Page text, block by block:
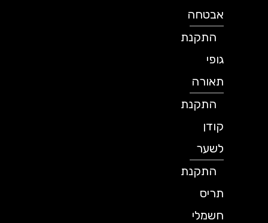
אבטחה
התקנת
תאורה
התקנת
לשער
התקנת
תריס
חשמלי